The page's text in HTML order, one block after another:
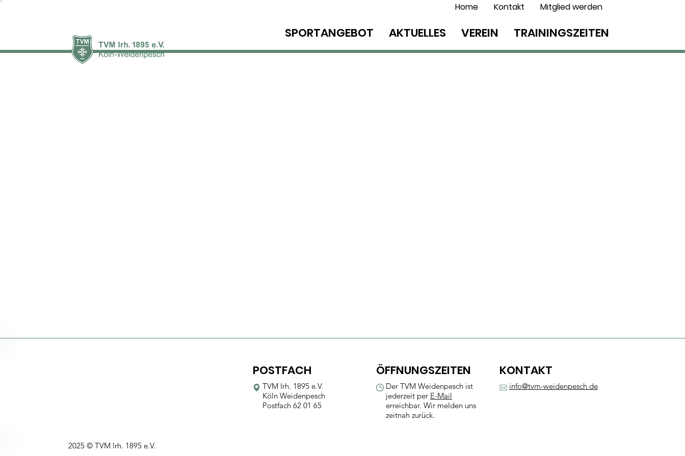
SPORTANGEBOT AKTUELLES VEREIN TRAININGSZEITEN
Home Kontakt Mitglied werden
TVM Irh. 1895 e.V.
Köln Weidenpesch
Postfach 62 01 65
POSTFACH
Der TVM Weidenpesch ist
jederzeit per E-Mail
erreichbar. Wir melden uns
zeitnah zurück.
ÖFFNUNGSZEITEN
info@tvm-weidenpesch.de
KONTAKT
2025 © TVM lrh. 1895 e.V.